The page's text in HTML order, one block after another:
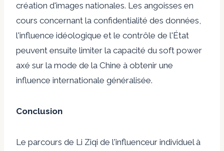
création d'images nationales. Les angoisses en
cours concernant la confidentialité des données,
l'influence idéologique et le contrôle de l'État
peuvent ensuite limiter la capacité du soft power
axé sur la mode de la Chine à obtenir une
influence internationale généralisée.
Conclusion
Le parcours de Li Ziqi de l'influenceur individuel à